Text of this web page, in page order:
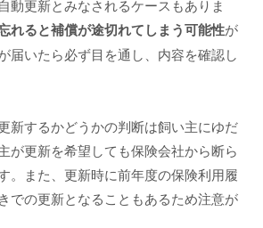
動更新とみなされるケースもありま
れると補償が途切れてしまう可能性が
届いたら必ず目を通し、内容を確認し
新するかどうかの判断は飼い主にゆだ
が更新を希望しても保険会社から断ら
。また、更新時に前年度の保険利用履
での更新となることもあるため注意が